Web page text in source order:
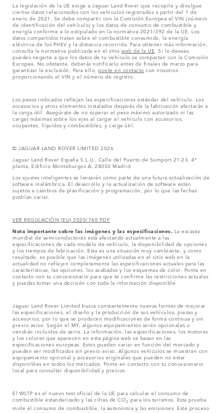
La legislación de la UE exige a Jaguar Land Rover que recopile y divulgue
ciertos datos relacionados con los vehículos registrados a partir del 1 de
enero de 2021. Se debe compartir con la Comisión Europea el VIN (número
de identificación del vehículo) y los datos de consumo de combustible y
energía conforme a lo estipulado en la normativa 2021/392 de la UE. Los
datos compartidos tratan sobre el combustible consumido, la energía
eléctrica de los PHEV y la distancia recorrida. Para obtener más información,
consulta la normativa publicada en el sitio web de la UE . Si lo deseas,
puedes negarte a que los datos de tu vehículo se compartan con la Comisión
Europea. No obstante, deberás notificarlo antes de finales de marzo para
garantizar la exclusión. Para ello, ponte en contacto con nosotros
proporcionando el VIN y el número de registro.
Los pesos indicados reflejan las especificaciones estándar del vehículo. Los
accesorios y otros elementos instalados después de la fabricación afectarán a
la carga útil. Asegúrate de no superar el peso máximo autorizado ni las
cargas máximas sobre los ejes al cargar el vehículo con accesorios,
ocupantes, líquidos y combustibles, y carga útil.
© JAGUAR LAND ROVER LIMITED 2026
Jaguar Land Rover España S.L.U., Calle del Puerto de Somport 21-23, 4ª
planta, Edificio Monteburgos A, 28050 Madrid
Los ajustes inteligentes se lanzarán como parte de una futura actualización de
software inalámbrica. El desarrollo y la actualización de software están
sujetos a cambios de planificación y programación, por lo que las fechas
podrían variar.
VER REGULACIÓN (EU) 2020/740 PDF
Nota importante sobre las imágenes y las especificaciones. La escasez
mundial de semiconductores está afectando actualmente a las
especificaciones de cada modelo de vehículo, la disponibilidad de opciones
y los tiempos de fabricación. Esta es una situación muy cambiante, y como
resultado, es posible que las imágenes utilizadas en el sitio web en la
actualidad no reflejen completamente las especificaciones actuales para las
características, las opciones, los acabados y los esquemas de color. Ponte en
contacto con tu concesionario para que te confirme las restricciones actuales
y puedas tomar una decisión con toda la información disponible.
Jaguar Land Rover Limited busca constantemente nuevas formas de mejorar
las especificaciones, el diseño y la producción de sus vehículos, piezas y
accesorios, por lo que se producen modificaciones de forma continua y sin
previo aviso. Según el MY, algunos equipamientos serán opcionales o
vendrán incluidos de serie. La información, las especificaciones, los motores
y los colores que aparecen en esta página web se basan en las
especificaciones europeas. Estos pueden variar en función del mercado y
pueden ser modificados sin previo aviso. Algunos vehículos se muestran con
equipamiento opcional y accesorios originales que pueden no estar
disponibles en todos los mercados. Ponte en contacto con tu concesionario
local para consultar disponibilidad y precios.
El WLTP es el nuevo test oficial de la UE para calcular el consumo de
combustible estandarizado y las cifras de CO2 para los turismos. Esta prueba
mide el consumo de combustible, la autonomía y las emisiones. Este proceso